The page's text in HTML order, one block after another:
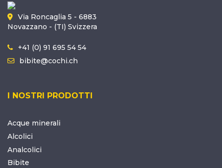
Via Roncaglia 5 - 6883
Novazzano - (TI) Svizzera
+41 (0) 91 695 54 54
bibite@cochi.ch
I NOSTRI PRODOTTI
Acque minerali
Alcolici
Analcolici
Bibite